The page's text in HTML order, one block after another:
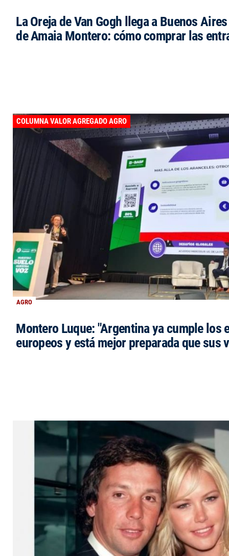
La Oreja de Van Gogh llega a Buenos
de Amaia Montero: cómo comprar las
AGRO
COLUMNA VALOR AGREGADO AGRO
Montero Luque: "Argentina ya cumple los
europeos y está mejor preparada que sus